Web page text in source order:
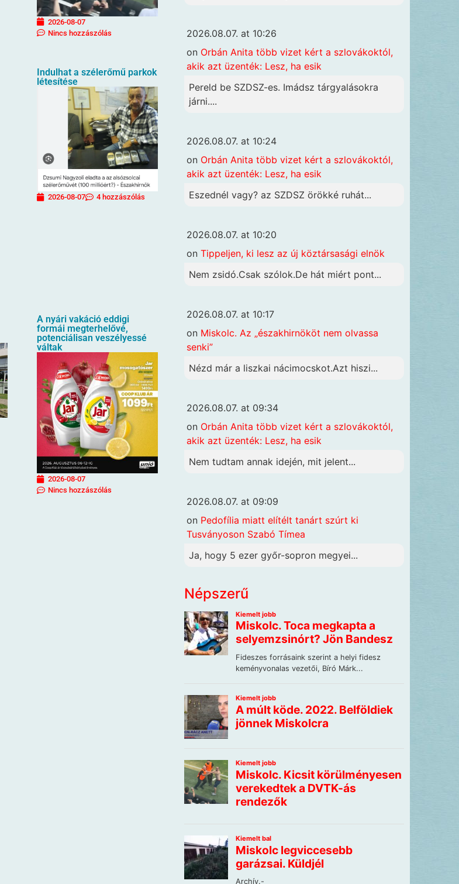
2026-08-07
Nincs hozzászólás
Indulhat a szélerőmű parkok
létesítése
2026-08-07 4 hozzászólás
A nyári vakáció eddigi
formái megterhelővé,
potenciálisan veszélyessé
váltak
2026-08-07
Nincs hozzászólás
2026.08.07. at 10:26
on Orbán Anita több vizet kért a szlovákoktól,
akik azt üzenték: Lesz, ha esik
Pereld be SZDSZ-es. Imádsz tárgyalásokra
járni....
2026.08.07. at 10:24
on Orbán Anita több vizet kért a szlovákoktól,
akik azt üzenték: Lesz, ha esik
Eszednél vagy? az SZDSZ örökké ruhát...
2026.08.07. at 10:20
on Tippeljen, ki lesz az új köztársasági elnök
Nem zsidó.Csak szólok.De hát miért pont...
2026.08.07. at 10:17
on Miskolc. Az „északhirnököt nem olvassa
senki”
Nézd már a liszkai nácimocskot.Azt hiszi...
2026.08.07. at 09:34
on Orbán Anita több vizet kért a szlovákoktól,
akik azt üzenték: Lesz, ha esik
Nem tudtam annak idején, mit jelent...
2026.08.07. at 09:09
on Pedofília miatt elítélt tanárt szúrt ki
Tusványoson Szabó Tímea
Ja, hogy 5 ezer győr-sopron megyei...
Népszerű